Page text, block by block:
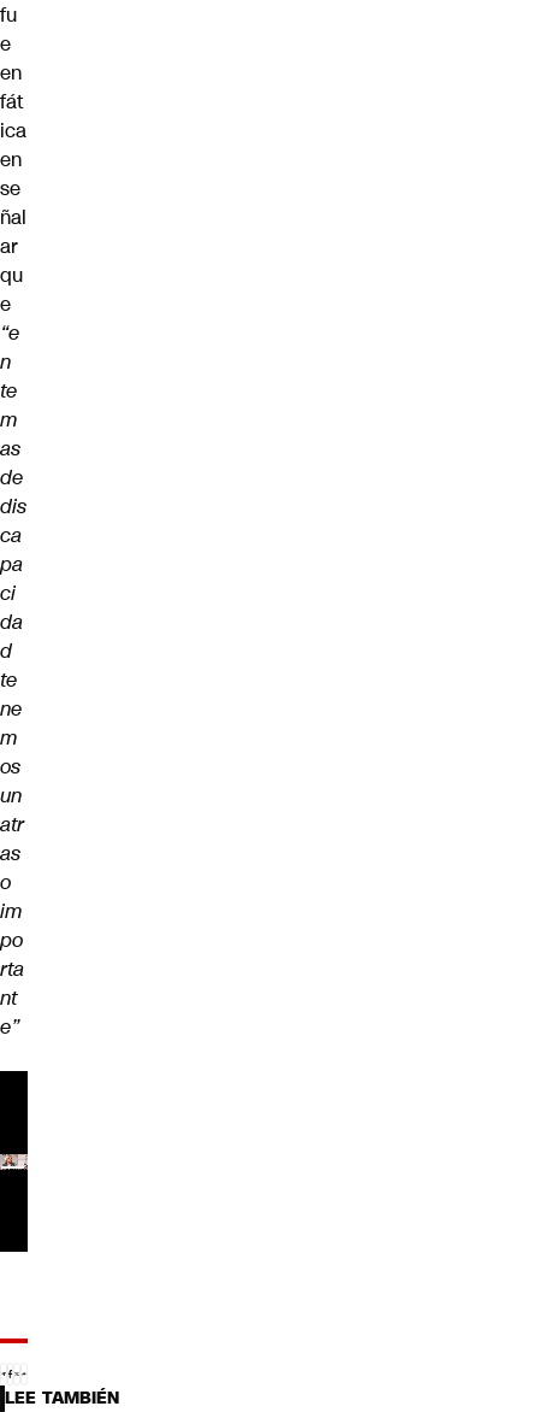
fu
e
en
fát
ica
en
se
ñal
ar
qu
e
“e
n
te
m
as
de
dis
ca
pa
ci
da
d
te
ne
m
os
un
atr
as
o
im
po
rta
nt
e”
LEE TAMBIÉN